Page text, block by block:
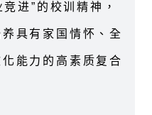
进”的校训精神，
具有家国情怀、全
能力的高素质复合